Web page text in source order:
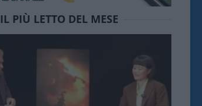
IL PIÙ LETTO DEL MESE